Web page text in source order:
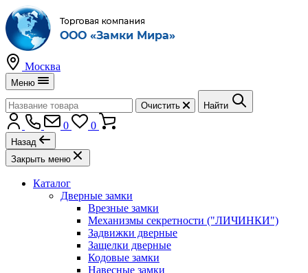
Москва
Меню
Очистить Найти
0 0
Назад
Закрыть меню
Каталог
Дверные замки
Врезные замки
Механизмы секретности ("ЛИЧИНКИ")
Задвижки дверные
Защелки дверные
Кодовые замки
Навесные замки